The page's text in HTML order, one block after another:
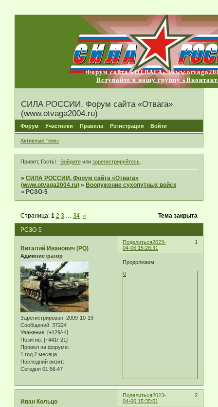
Форум сайта «ОТВАГА»
Вступайте в нашу группу
СИЛА РОССИИ. Форум сайта «Отвага»
(www.otvaga2004.ru)
Форум Участники Правила Регистрация Войти
Активные темы
Привет, Гость! Войдитеили зарегистрируйтесь.
»СИЛА РОССИИ. Форум сайта «Отвага»
(www.otvaga2004.ru) » Вооружение сухопутных войск
» РСЗО-5
РСЗО-5
Страница:1 2 3 34 » Тема закрыта
Поделиться 1
2023-
04-06 15:28:31
Виталий Иванович (PQ)
Администратор
Зарегистрирован: 2009-10-19
Сообщений: 37224
Уважение: [+129/-4]
Позитив: [+441/-21]
Провел на форуме:
1 год 2 месяца
Последний визит:
Сегодня 01:56:47
Продолжаем
0
Поделиться 2
2023-
04-06 15:35:51
Иван Кольцо